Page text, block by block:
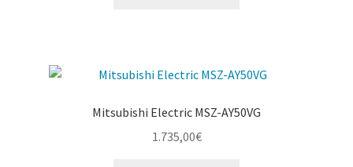
Mitsubishi Electric MSZ-AY50VG
1.735,00€